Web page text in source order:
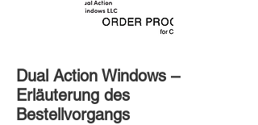
Dual Action Windows –
Erläuterung des
Bestellvorgangs